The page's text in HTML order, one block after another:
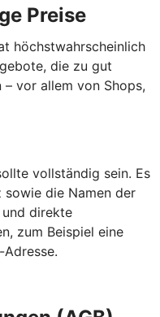
Preise
höchstwahrscheinlich
die zu gut
– vor allem von Shops,
vollständig sein. Es
sowie die Namen der
direkte
zum Beispiel eine